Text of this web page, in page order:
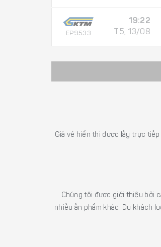
EP9533
19:22
T5, 13/08
Giá vé hiển thị được lấy trực
Chúng tôi được giới thiệu bởi
nhiều ấn phẩm khác. Du khách